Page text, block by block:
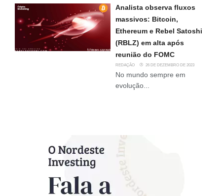
Analista observa fluxos
massivos: Bitcoin,
Ethereum e Rebel Satoshi
(RBLZ) em alta após
reunião do FOMC
REDAÇÃO 26 DE DEZEMBRO DE 2023
No mundo sempre em
evolução...